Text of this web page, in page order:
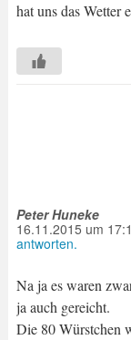
hat uns das Wetter
Peter Huneke
16.11.2015 um
antworten.
Na ja es waren
ja auch gereicht.
Die 80 Würstchen